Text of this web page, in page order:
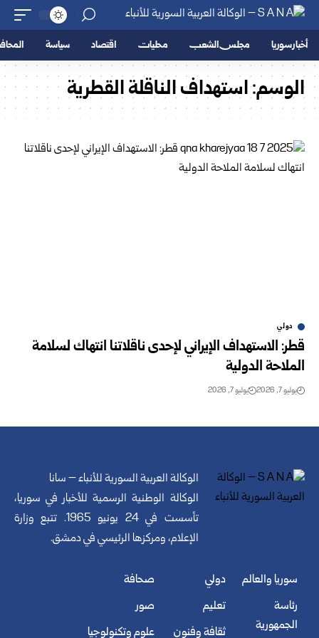
أخبار سوريا مجلس الشعب محليات اقتصاد سياسة
الوسم:استهداف الناقلة القطرية
دولي
قطر: الاستهداف الإيراني لإحدى ناقلاتنا انتهاك لسلامة
الملاحة الدولية
يوليو 7, 2026 يوليو 7, 2026
الوكالة العربية السورية للأنباء – سانا
الوكالة الوطنية الرسمية للأخبار في سوريا،
تأسست في 24 يونيو 1965. تتبع وزارة
الإعلام، ومركزها الرئيسي في دمشق.
سوريا والعالم
رئاسة
الجمهورية
دولي
تعليم
ثقافة وفنون
صحافة
صور
علوم وتكنولوجيا